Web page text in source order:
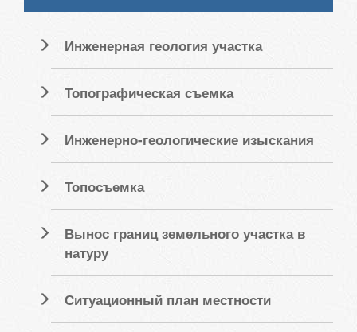
Инженерная геология участка
Топографическая съемка
Инженерно-геологические изыскания
Топосъемка
Вынос границ земельного участка в
натуру
Ситуационный план местности